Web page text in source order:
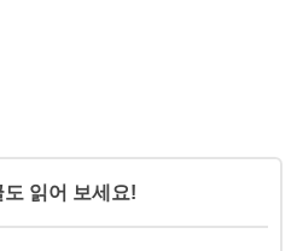
도 읽어 보세요!